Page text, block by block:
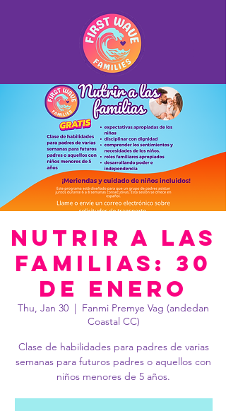
Nutrir a las
familias: 30
de Enero
Thu, Jan 30
  |
Fanmi Premye Vag (andedan
Coastal CC)
Clase de habilidades para padres de varias
semanas para futuros padres o aquellos con
niños menores de 5 años.